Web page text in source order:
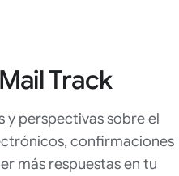
Track
y perspectivas sobre el
confirmaciones
más respuestas en tu